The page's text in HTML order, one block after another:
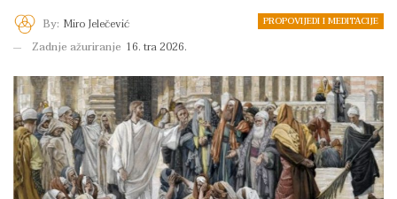
PROPOVIJEDI I MEDITACIJE
By: Miro Jelečević
Zadnje ažuriranje 16. tra 2026.